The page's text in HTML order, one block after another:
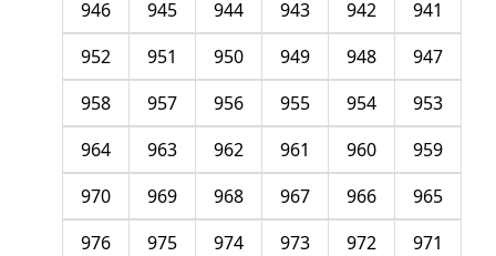
941
942
943
944
945
946
947
948
949
950
951
952
953
954
955
956
957
958
959
960
961
962
963
964
965
966
967
968
969
970
971
972
973
974
975
976